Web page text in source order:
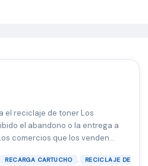
el reciclaje de toner Los
el abandono o la entrega a
comercios que los venden
gratuita en la mayoría de los
de agosto, es obligatorio en
RECARGA CARTUCHO ,
RECICLAJE DE